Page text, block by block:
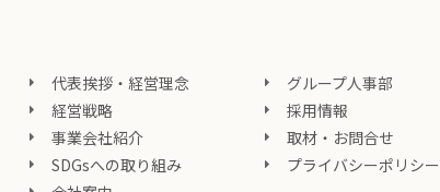
代表挨拶・経営理念
経営戦略
事業会社紹介
SDGsへの取り組み
グループ人事部
採用情報
取材・お問合せ
プライバシーポリシー